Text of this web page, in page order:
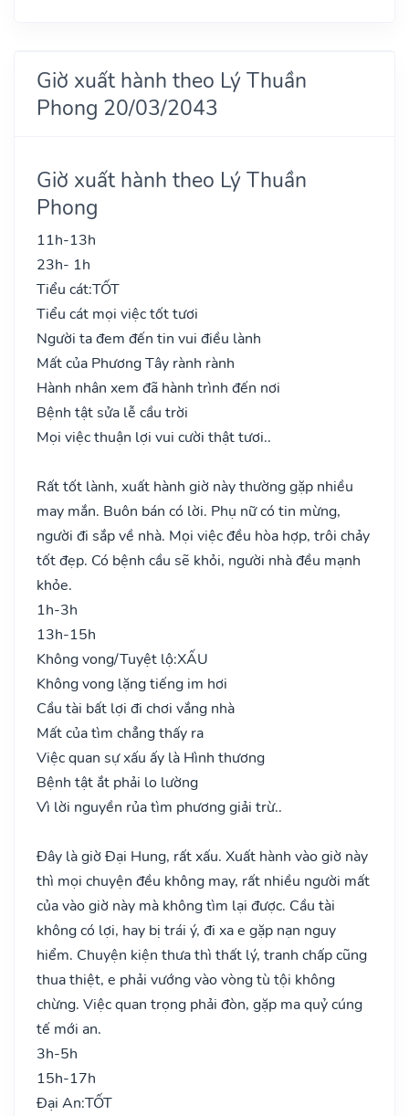
Giờ xuất hành theo Lý Thuần
Phong 20/03/2043
Giờ xuất hành theo Lý Thuần
Phong
11h-13h
23h- 1h
Tiểu cát:TỐT
Tiểu cát mọi việc tốt tươi
Người ta đem đến tin vui điều lành
Mất của Phương Tây rành rành
Hành nhân xem đã hành trình đến nơi
Bệnh tật sửa lễ cầu trời
Mọi việc thuận lợi vui cười thật tươi..
Rất tốt lành, xuất hành giờ này thường gặp nhiều
may mắn. Buôn bán có lời. Phụ nữ có tin mừng,
người đi sắp về nhà. Mọi việc đều hòa hợp, trôi chảy
tốt đẹp. Có bệnh cầu sẽ khỏi, người nhà đều mạnh
khỏe.
1h-3h
13h-15h
Không vong/Tuyệt lộ:XẤU
Không vong lặng tiếng im hơi
Cầu tài bất lợi đi chơi vắng nhà
Mất của tìm chẳng thấy ra
Việc quan sự xấu ấy là Hình thương
Bệnh tật ắt phải lo lường
Vì lời nguyền rủa tìm phương giải trừ..
Đây là giờ Đại Hung, rất xấu. Xuất hành vào giờ này
thì mọi chuyện đều không may, rất nhiều người mất
của vào giờ này mà không tìm lại được. Cầu tài
không có lợi, hay bị trái ý, đi xa e gặp nạn nguy
hiểm. Chuyện kiện thưa thì thất lý, tranh chấp cũng
thua thiệt, e phải vướng vào vòng tù tội không
chừng. Việc quan trọng phải đòn, gặp ma quỷ cúng
tế mới an.
3h-5h
15h-17h
Đại An:TỐT